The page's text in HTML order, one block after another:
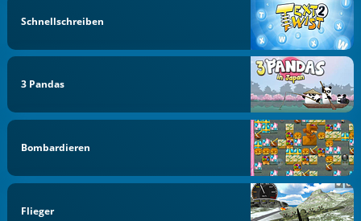
Schnellschreiben
3 Pandas
Bombardieren
Flieger